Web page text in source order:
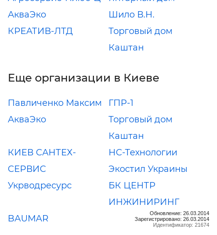
АкваЭко
Шило В.Н.
КРЕАТИВ-ЛТД
Торговый дом
Каштан
Еще организации в Киеве
Павличенко Максим
ГПР-1
АкваЭко
Торговый дом
Каштан
КИЕВ САНТЕХ-
СЕРВИС
НС-Технологии
Экостил Украины
Укрводресурс
БК ЦЕНТР
ИНЖИНИРИНГ
BAUMAR
Обновление: 26.03.2014
Зарегистрировано: 26.03.2014
Идентификатор: 21674